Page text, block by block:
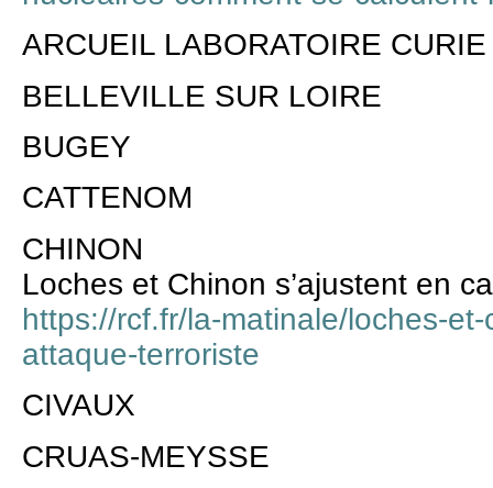
ARCUEIL LABORATOIRE CURIE
BELLEVILLE SUR LOIRE
BUGEY
CATTENOM
CHINON
Loches et Chinon s’ajustent en
https://rcf.fr/la-matinale/loches-
attaque-terroriste
CIVAUX
CRUAS-MEYSSE